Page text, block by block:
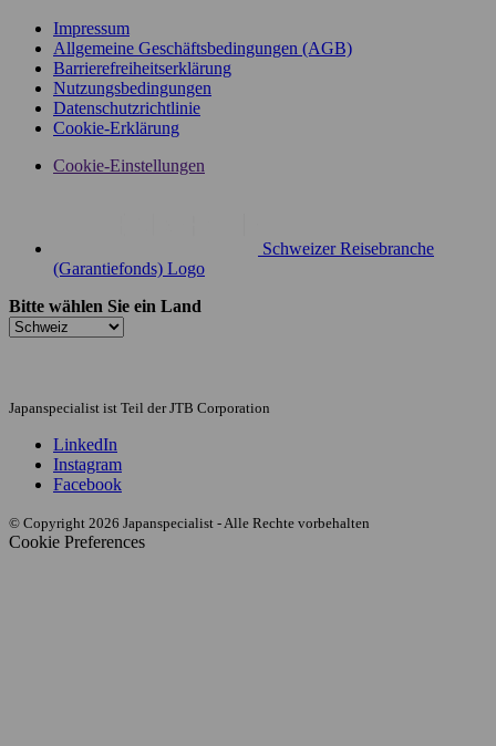
Impressum
Allgemeine Geschäftsbedingungen (AGB)
Barrierefreiheitserklärung
Nutzungsbedingungen
Datenschutzrichtlinie
Cookie-Erklärung
Cookie-Einstellungen
Schweizer Reisebranche
(Garantiefonds) Logo
Bitte wählen Sie ein Land
Japanspecialist ist Teil der JTB Corporation
LinkedIn
Instagram
Facebook
© Copyright 2026 Japanspecialist - Alle Rechte vorbehalten
Cookie Preferences